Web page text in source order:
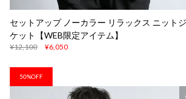
セットアップ ノーカラー リラックス ニット
ケット【WEB限定アイテム】
¥12,100 ¥6,050
50%OFF